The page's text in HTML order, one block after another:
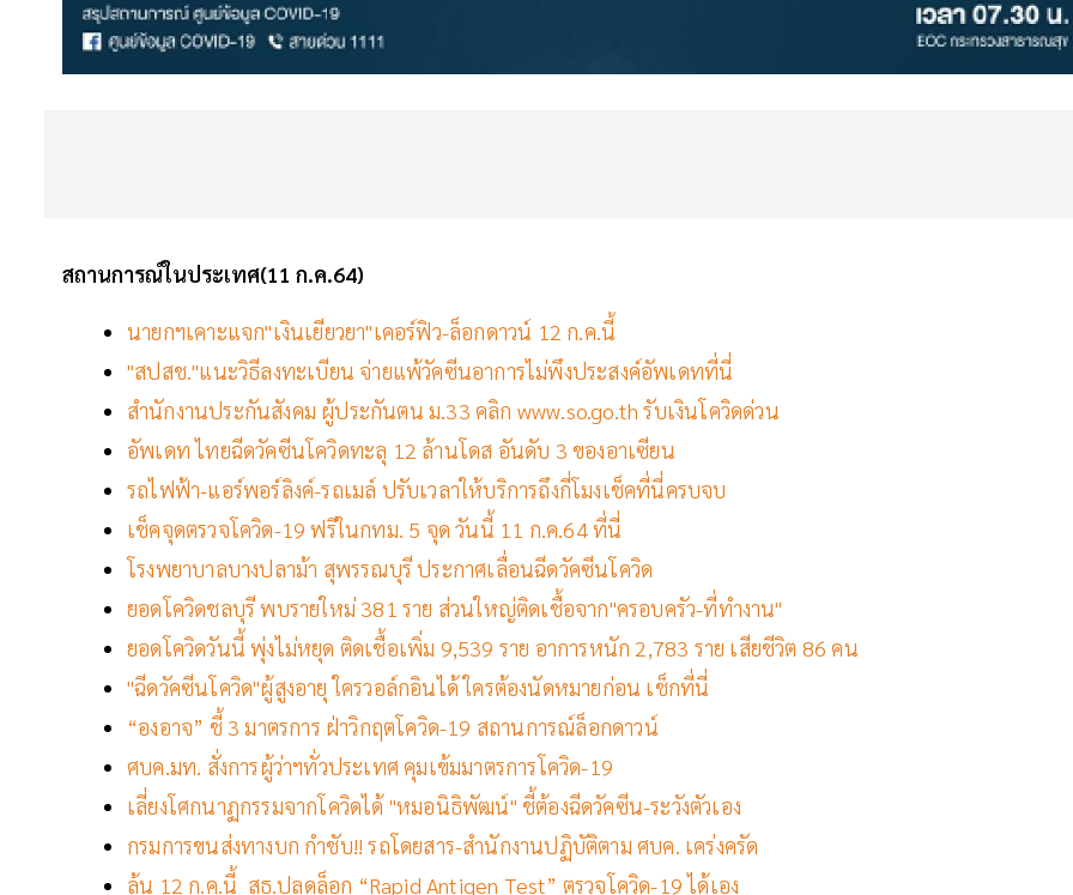
สถานการณ์ในประเทศ(11 ก.ค.64)
นายกฯเคาะแจก"เงินเยียวยา"เคอร์ฟิว-ล็อกดาวน์ 12 ก.ค.นี้
"สปสช."แนะวิธีลงทะเบียน จ่ายแพ้วัคซีนอาการไม่พึงประสงค์อัพเดทที่นี่
สำนักงานประกันสังคม ผู้ประกันตน ม.33 คลิก www.so.go.th รับเงินโควิดด่วน
อัพเดท ไทยฉีดวัคซีนโควิดทะลุ 12 ล้านโดส อันดับ 3 ของอาเซียน
รถไฟฟ้า-แอร์พอร์ลิงค์-รถเมล์ ปรับเวลาให้บริการถึงกี่โมงเช็คที่นี่ครบจบ
เช็คจุดตรวจโควิด-19 ฟรีในกทม. 5 จุด วันนี้ 11 ก.ค.64 ที่นี่
โรงพยาบาลบางปลาม้า สุพรรณบุรี ประกาศเลื่อนฉีดวัคซีนโควิด
ยอดโควิดชลบุรี พบรายใหม่ 381 ราย ส่วนใหญ่ติดเชื้อจาก"ครอบครัว-ที่ทำงาน"
ยอดโควิดวันนี้ พุ่งไม่หยุด ติดเชื้อเพิ่ม 9,539 ราย อาการหนัก 2,783 ราย เสียชีวิต 86 คน
"ฉีดวัคซีนโควิด"ผู้สูงอายุ ใครวอล์กอินได้ ใครต้องนัดหมายก่อน เช็กที่นี่
“องอาจ” ชี้ 3 มาตรการ ฝ่าวิกฤตโควิด-19 สถานการณ์ล็อกดาวน์
ศบค.มท. สั่งการผู้ว่าฯทั่วประเทศ คุมเข้มมาตรการโควิด-19
เลี่ยงโศกนาฏกรรมจากโควิดได้ "หมอนิธิพัฒน์" ชี้ต้องฉีดวัคซีน-ระวังตัวเอง
กรมการขนส่งทางบก กำชับ!! รถโดยสาร-สำนักงานปฏิบัติตาม ศบค. เคร่งครัด
ลุ้น 12 ก.ค.นี้ สธ.ปลดล็อก “Rapid Antigen Test” ตรวจโควิด-19 ได้เอง